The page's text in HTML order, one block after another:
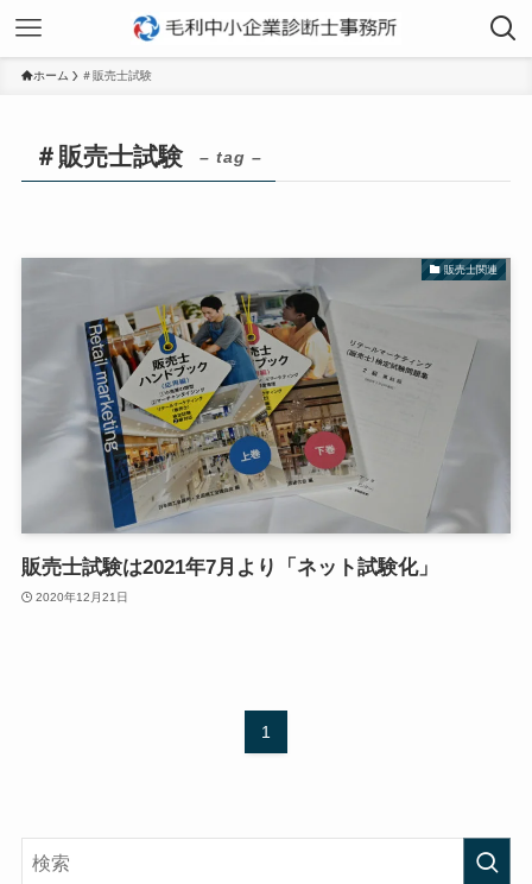
ホーム ＃販売士試験
＃販売士試験 – tag –
販売士関連
販売士試験は2021年7月より「ネット試験化」
2020年12月21日
1